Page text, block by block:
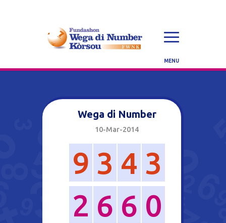
Wega di Number
10-Mar-2014
9 3 4 3
2 6 6 0